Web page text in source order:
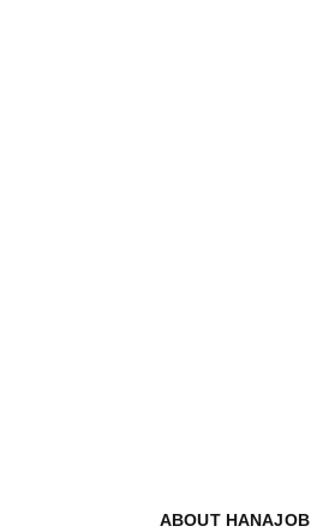
ABOUT HANAJOB